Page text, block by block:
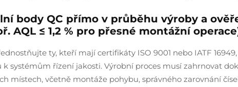
body QC přímo v průběhu výroby a
AQL ≤ 1,2 % pro přesné montážní
ty, kteří mají certifikáty ISO 9001 nebo IATF
k systémům řízení jakosti. Výrobní proces musí zahrnovat
místech, včetně montáže pohybu, správného zarovnání